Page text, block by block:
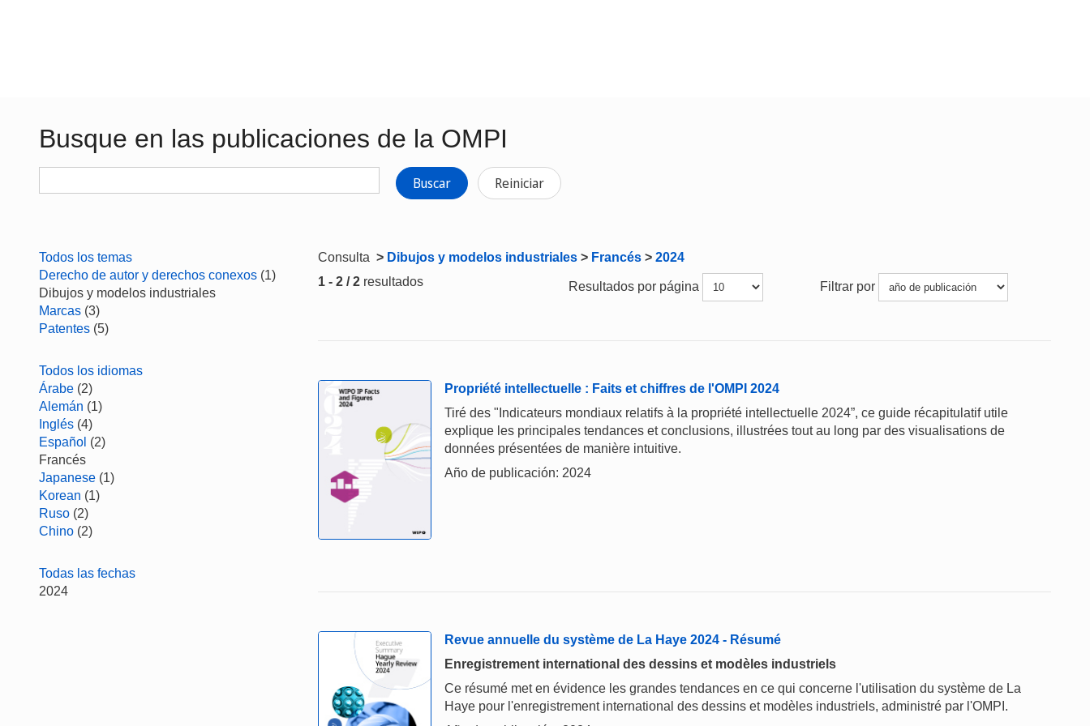
Busque en las publicaciones de la OMPI
Buscar Reiniciar
Todos los temas
Derecho de autor y derechos conexos (1)
Dibujos y modelos industriales
Marcas (3)
Patentes (5)
Todos los idiomas
Árabe (2)
Alemán (1)
Inglés (4)
Español (2)
Francés
Japanese (1)
Korean (1)
Ruso (2)
Chino (2)
Todas las fechas
2024
Consulta > Dibujos y modelos industriales > Francés > 2024
1 - 2 / 2 resultados Resultados por página Filtrar por
Propriété intellectuelle : Faits et chiffres de l'OMPI 2024
Tiré des "Indicateurs mondiaux relatifs à la propriété intellectuelle 2024”, ce guide récapitulatif utile
explique les principales tendances et conclusions, illustrées tout au long par des visualisations de
données présentées de manière intuitive.
Año de publicación: 2024
Revue annuelle du système de La Haye 2024 - Résumé
Enregistrement international des dessins et modèles industriels
Ce résumé met en évidence les grandes tendances en ce qui concerne l'utilisation du système de La
Haye pour l'enregistrement international des dessins et modèles industriels, administré par l'OMPI.